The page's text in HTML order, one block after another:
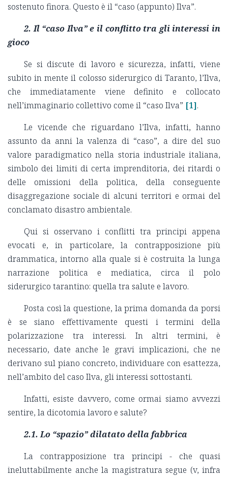
sostenuto finora. Questo è il “caso (appunto) Ilva”.
2. Il “caso Ilva” e il conflitto tra gli interessi in
gioco
Se si discute di lavoro e sicurezza, infatti, viene
subito in mente il colosso siderurgico di Taranto, l’Ilva,
che immediatamente viene definito e collocato
nell’immaginario collettivo come il “caso Ilva” [1].
Le vicende che riguardano l’Ilva, infatti, hanno
assunto da anni la valenza di “caso”, a dire del suo
valore paradigmatico nella storia industriale italiana,
simbolo dei limiti di certa imprenditoria, dei ritardi o
delle omissioni della politica, della conseguente
disaggregazione sociale di alcuni territori e ormai del
conclamato disastro ambientale.
Qui si osservano i conflitti tra principi appena
evocati e, in particolare, la contrapposizione più
drammatica, intorno alla quale si è costruita la lunga
narrazione politica e mediatica, circa il polo
siderurgico tarantino: quella tra salute e lavoro.
Posta così la questione, la prima domanda da porsi
è se siano effettivamente questi i termini della
polarizzazione tra interessi. In altri termini, è
necessario, date anche le gravi implicazioni, che ne
derivano sul piano concreto, individuare con esattezza,
nell’ambito del caso Ilva, gli interessi sottostanti.
Infatti, esiste davvero, come ormai siamo avvezzi
sentire, la dicotomia lavoro e salute?
2.1. Lo “spazio” dilatato della fabbrica
La contrapposizione tra principi - che quasi
ineluttabilmente anche la magistratura segue (v, infra